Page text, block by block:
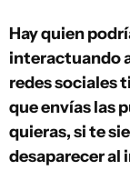
Hay quien
interactuando
redes sociales
que envías las
quieras, si te
desaparecer al